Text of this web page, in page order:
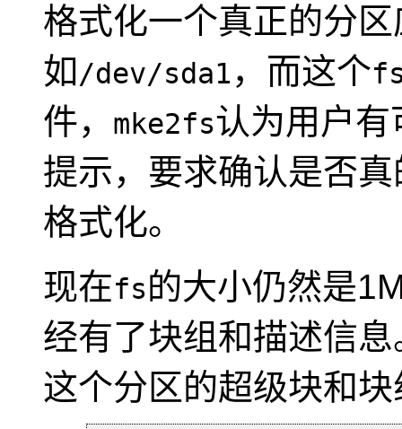
格式化一个真正的分
如/dev/sda1，而这个
件， mke2fs认为用户
提示，要求确认是否
格式化。
现在fs的大小仍然是
经有了块组和描述信息
这个分区的超级块和